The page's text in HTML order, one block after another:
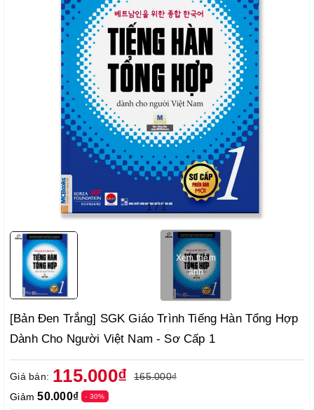
1/1
Xem thêm
ảnh
[Bản Đen Trắng] SGK Giáo Trình Tiếng Hàn Tổng Hợp
Dành Cho Người Việt Nam - Sơ Cấp 1
Giá bán: 115.000₫
165.000₫
Giảm50.000₫ - 30%